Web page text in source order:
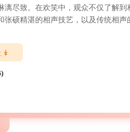
尽致。在欢笑中，观众不仅了解到
硕精湛的相声技艺，以及传统相声
↡